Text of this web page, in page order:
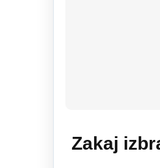
Zakaj